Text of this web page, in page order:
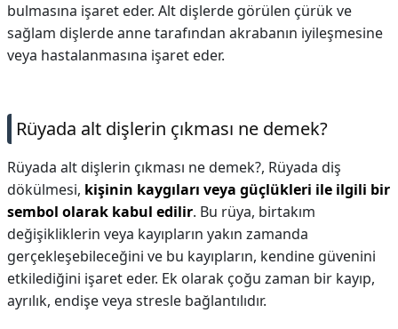
bulmasına işaret eder. Alt dişlerde görülen çürük ve
sağlam dişlerde anne tarafından akrabanın iyileşmesine
veya hastalanmasına işaret eder.
Rüyada alt dişlerin çıkması ne demek?
Rüyada alt dişlerin çıkması ne demek?, Rüyada diş
dökülmesi, kişinin kaygıları veya güçlükleri ile ilgili bir
sembol olarak kabul edilir. Bu rüya, birtakım
değişikliklerin veya kayıpların yakın zamanda
gerçekleşebileceğini ve bu kayıpların, kendine güvenini
etkilediğini işaret eder. Ek olarak çoğu zaman bir kayıp,
ayrılık, endişe veya stresle bağlantılıdır.